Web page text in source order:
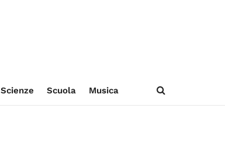
Scienze Scuola Musica